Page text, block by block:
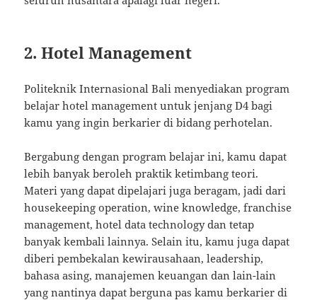
2. Hotel Management
Politeknik Internasional Bali menyediakan program
belajar hotel management untuk jenjang D4 bagi
kamu yang ingin berkarier di bidang perhotelan.
Bergabung dengan program belajar ini, kamu dapat
lebih banyak beroleh praktik ketimbang teori.
Materi yang dapat dipelajari juga beragam, jadi dari
housekeeping operation, wine knowledge, franchise
management, hotel data technology dan tetap
banyak kembali lainnya. Selain itu, kamu juga dapat
diberi pembekalan kewirausahaan, leadership,
bahasa asing, manajemen keuangan dan lain-lain
yang nantinya dapat berguna pas kamu berkarier di